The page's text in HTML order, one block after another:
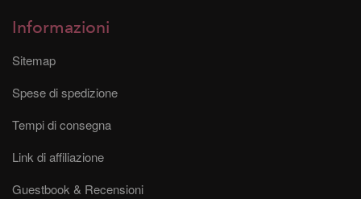
Informazioni
Sitemap
Spese di spedizione
Tempi di consegna
Link di affiliazione
Guestbook & Recensioni